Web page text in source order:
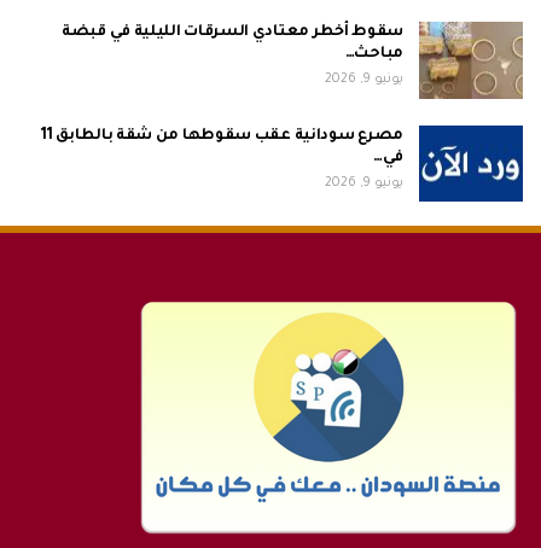
سقوط أخطر معتادي السرقات الليلية في قبضة
مباحث…
يونيو 9, 2026
مصرع سودانية عقب سقوطها من شقة بالطابق 11
في…
يونيو 9, 2026